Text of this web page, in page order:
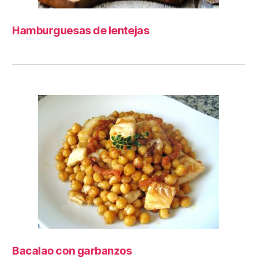
Hamburguesas de lentejas
Bacalao con garbanzos